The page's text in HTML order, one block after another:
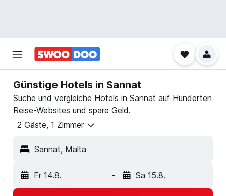
Günstige Hotels in Sannat
Suche und vergleiche Hotels in Sannat auf Hunderten
Reise-Websites und spare Geld.
2 Gäste, 1 Zimmer
Sannat, Malta
Fr 14.8. - Sa 15.8.